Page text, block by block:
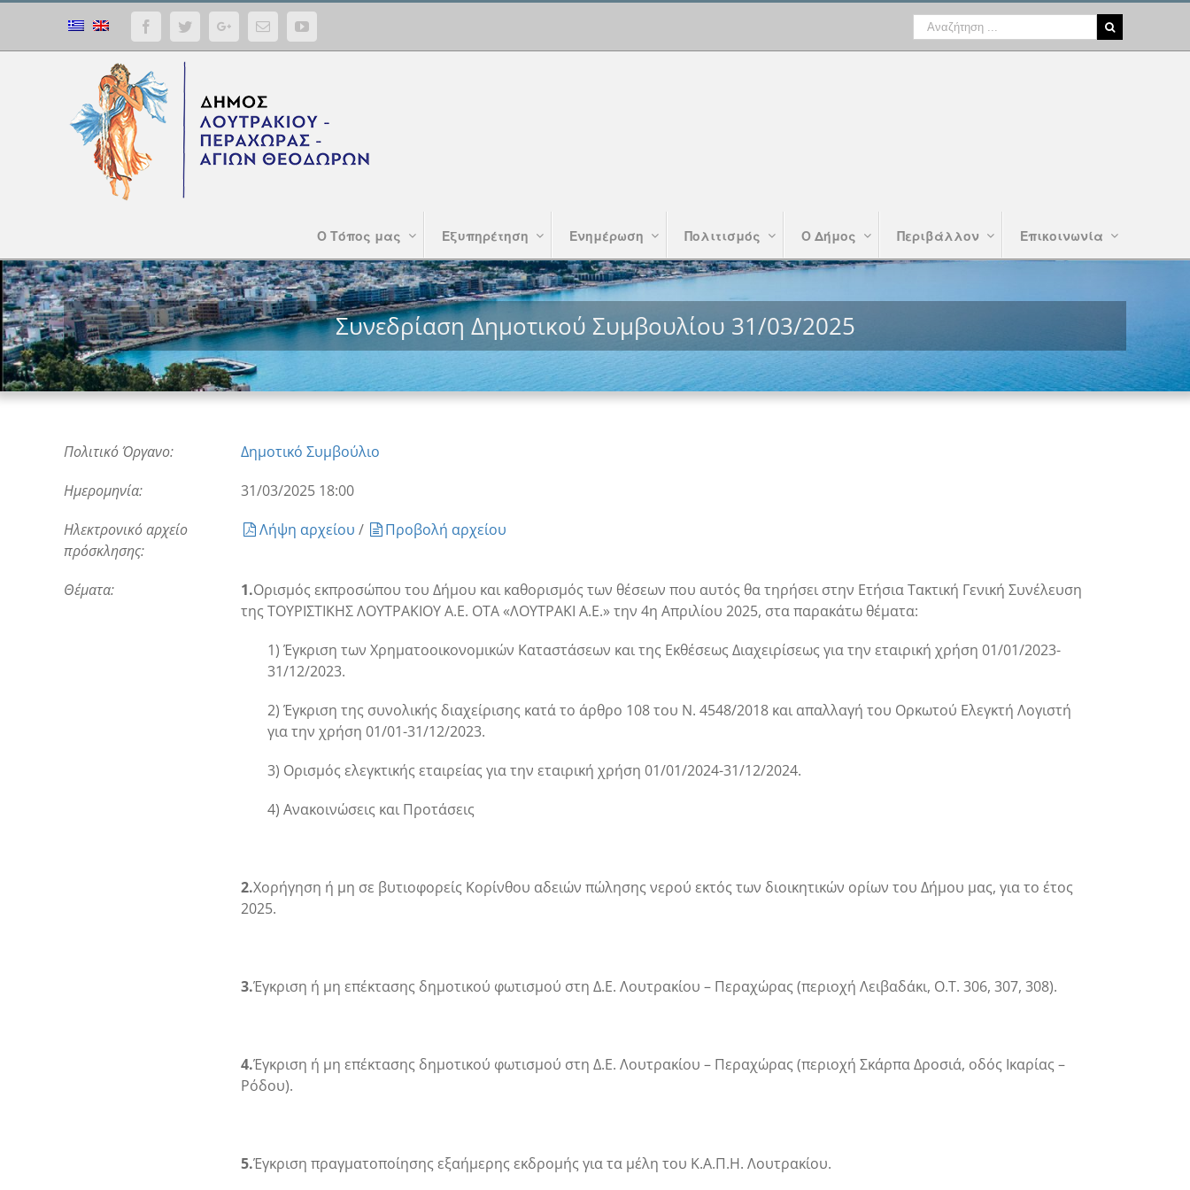
FacebookTwitterGoogle+Email YouTube
Ο Τόπος μας Εξυπηρέτηση Ενημέρωση Πολιτισμός Ο Δήμος Περιβάλλον Επικοινωνία
Συνεδρίαση Δημοτικού Συμβουλίου 31/03/2025
Πολιτικό Όργανο:
Δημοτικό Συμβούλιο
Ημερομηνία:
31/03/2025 18:00
Ηλεκτρονικό αρχείο
πρόσκλησης:
Λήψη αρχείου / Προβολή αρχείου
Θέματα: 1.Ορισμός εκπροσώπου του Δήμου και καθορισμός των θέσεων που αυτός θα τηρήσει στην Ετήσια Τακτική Γενική Συνέλευση
της ΤΟΥΡΙΣΤΙΚΗΣ ΛΟΥΤΡΑΚΙΟΥ Α.Ε. ΟΤΑ «ΛΟΥΤΡΑΚΙ Α.Ε.» την 4η Απριλίου 2025, στα παρακάτω θέματα:
1) Έγκριση των Χρηματοοικονομικών Καταστάσεων και της Εκθέσεως Διαχειρίσεως για την εταιρική χρήση 01/01/2023-
31/12/2023.
2) Έγκριση της συνολικής διαχείρισης κατά το άρθρο 108 του Ν. 4548/2018 και απαλλαγή του Ορκωτού Ελεγκτή Λογιστή
για την χρήση 01/01-31/12/2023.
3) Ορισμός ελεγκτικής εταιρείας για την εταιρική χρήση 01/01/2024-31/12/2024.
4) Ανακοινώσεις και Προτάσεις
2.Χορήγηση ή μη σε βυτιοφορείς Κορίνθου αδειών πώλησης νερού εκτός των διοικητικών ορίων του Δήμου μας, για το έτος
2025.
3.Έγκριση ή μη επέκτασης δημοτικού φωτισμού στη Δ.Ε. Λουτρακίου – Περαχώρας (περιοχή Λειβαδάκι, Ο.Τ. 306, 307, 308).
4.Έγκριση ή μη επέκτασης δημοτικού φωτισμού στη Δ.Ε. Λουτρακίου – Περαχώρας (περιοχή Σκάρπα Δροσιά, οδός Ικαρίας –
Ρόδου).
5.Έγκριση πραγματοποίησης εξαήμερης εκδρομής για τα μέλη του Κ.Α.Π.Η. Λουτρακίου.